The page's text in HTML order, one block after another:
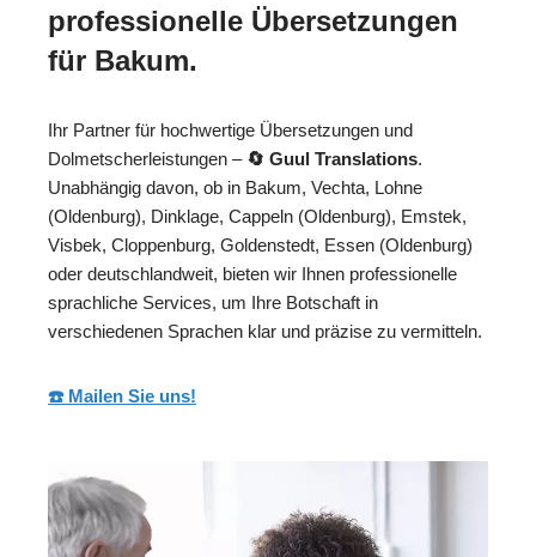
professionelle Übersetzungen
für Bakum.
Ihr Partner für hochwertige Übersetzungen und
Dolmetscherleistungen – 🔄 Guul Translations.
Unabhängig davon, ob in Bakum, Vechta, Lohne
(Oldenburg), Dinklage, Cappeln (Oldenburg), Emstek,
Visbek, Cloppenburg, Goldenstedt, Essen (Oldenburg)
oder deutschlandweit, bieten wir Ihnen professionelle
sprachliche Services, um Ihre Botschaft in
verschiedenen Sprachen klar und präzise zu vermitteln.
☎️ Mailen Sie uns!